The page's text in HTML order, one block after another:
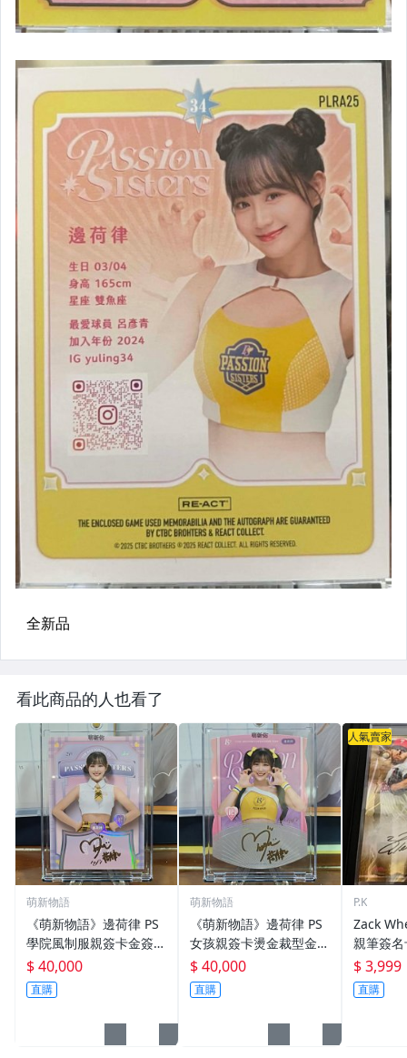
看此商品的人也看了
萌新物語
《萌新物語》邊荷律 PS
學院風制服親簽卡金簽版
1of1 Passion Sisters啦
啦隊 RC
$ 40,000
直購
萌新物語
《萌新物語》邊荷律 PS
女孩親簽卡燙金裁型金簽
版1of1 Passion Sisters
啦啦隊 RC
$ 40,000
直購
人氣賣家
P.K
Zack
親筆簽
R
城人 百
寸簽名卡
$ 3,999
直購